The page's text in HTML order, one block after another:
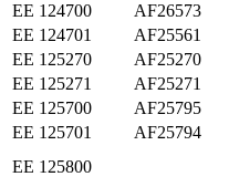
ЕЕ 124700
AF26573
ЕЕ 124701
AF25561
ЕЕ 125270
AF25270
ЕЕ 125271
AF25271
ЕЕ 125700
AF25795
ЕЕ 125701
AF25794
ЕЕ 125800